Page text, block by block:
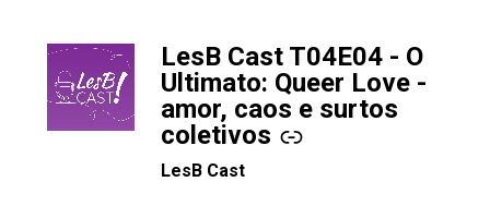
LesB Cast T04E04 - O
Ultimato: Queer Love -
amor, caos e surtos
coletivos
-
LesB Cast